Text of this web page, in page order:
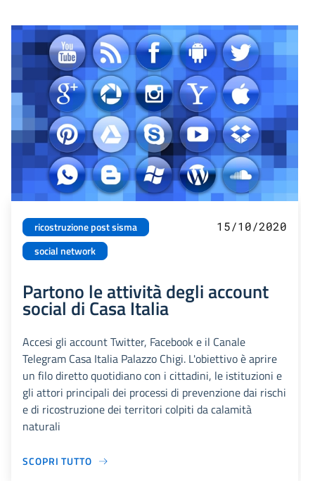
ricostruzione post sisma
social network
15/10/2020
Partono le attività degli account
social di Casa Italia
Accesi gli account Twitter, Facebook e il Canale
Telegram Casa Italia Palazzo Chigi. L'obiettivo è aprire
un filo diretto quotidiano con i cittadini, le istituzioni e
gli attori principali dei processi di prevenzione dai rischi
e di ricostruzione dei territori colpiti da calamità
naturali
SCOPRI TUTTO